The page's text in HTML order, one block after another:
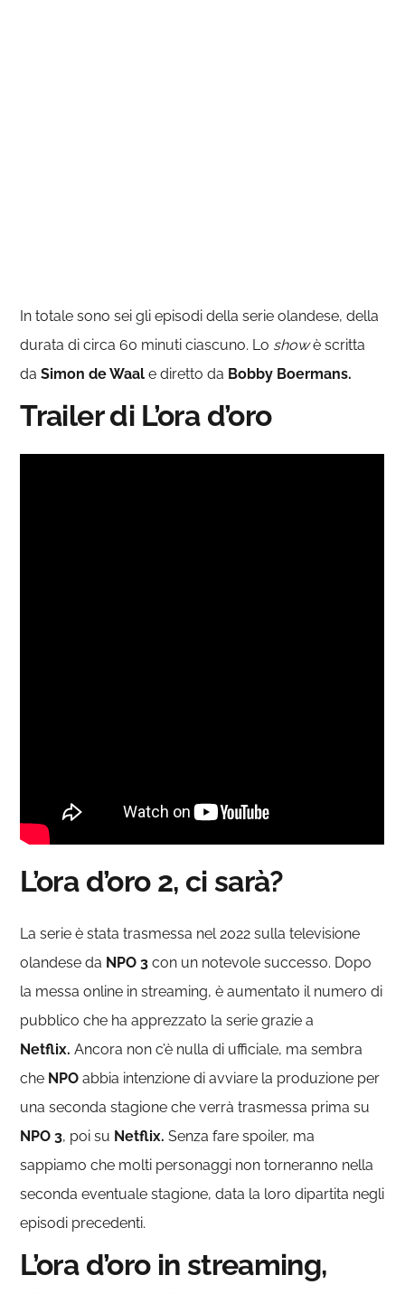
In totale sono sei gli episodi della serie olandese, della
durata di circa 60 minuti ciascuno. Lo showè scritta
daSimon de Waale diretto da Bobby Boermans.
Trailer di L’ora d’oro
L’ora d’oro 2, ci sarà?
La serie è stata trasmessa nel 2022 sulla televisione
olandese da NPO 3 con un notevole successo. Dopo
la messa online in streaming, è aumentato il numero di
pubblico che ha apprezzato la serie grazie a
Netflix.Ancora non c’è nulla di ufficiale, ma sembra
che NPO abbia intenzione di avviare la produzione per
una seconda stagione che verrà trasmessa prima su
NPO 3, poi su Netflix. Senza fare spoiler, ma
sappiamo che molti personaggi non torneranno nella
seconda eventuale stagione, data la loro dipartita negli
episodi precedenti.
L’ora d’oro in streaming,